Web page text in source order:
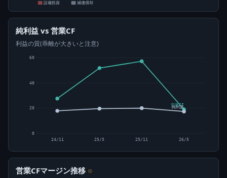
設備投資
減価償却
純利益 vs 営業CF
利益の質(乖離が大きいと注意)
0
20
40
60
営業CF
純利益
24/11 25/5 25/11 26/5
営業CFマージン推移 ⊙